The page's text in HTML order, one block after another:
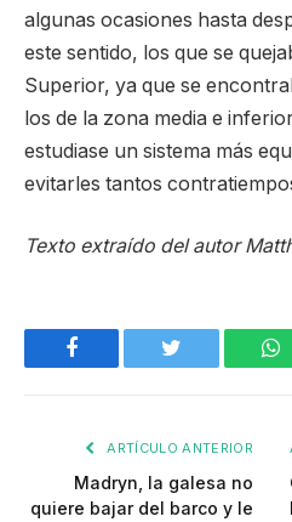
algunas ocasiones hasta
este sentido, los que se
Superior, ya que se
los de la zona media e
estudiase un sistema más
evitarles tantos
Texto extraído del autor
Facebook Twitter
ARTÍCULO ANTERIOR
Madryn, la galesa no
quiere bajar del barco y le